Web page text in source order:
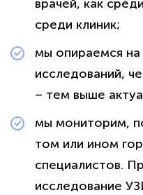
врачей, как
среди клиник;
мы опираемся
исследований,
– тем выше
мы мониторим,
том или ином
специалистов.
исследование